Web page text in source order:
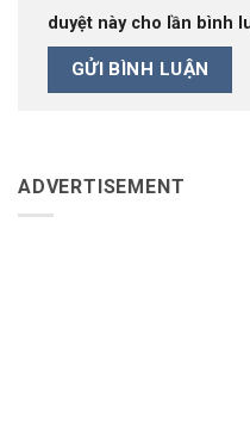
duyệt này cho lần bình
ADVERTISEMENT